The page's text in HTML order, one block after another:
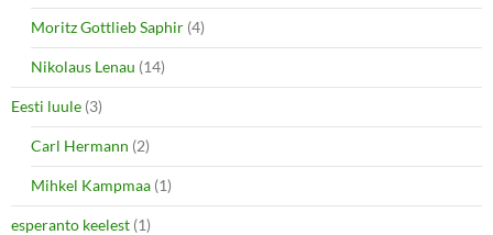
Moritz Gottlieb Saphir (4)
Nikolaus Lenau (14)
Eesti luule (3)
Carl Hermann (2)
Mihkel Kampmaa (1)
esperanto keelest (1)